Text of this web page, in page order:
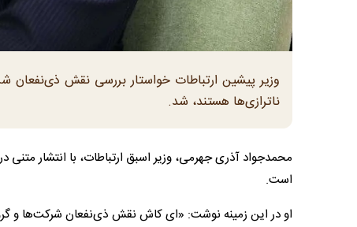
وزیر پیشین ارتباطات خواستار بررسی نقش ذی‌نفعان
ناترازی‌ها هستند، شد.
محمدجواد آذری جهرمی، وزیر اسبق ارتباطات، با انتشار متنی
است.
او در این زمینه نوشت: «ای کاش نقش ذی‌نفعان شرکت‌ها و